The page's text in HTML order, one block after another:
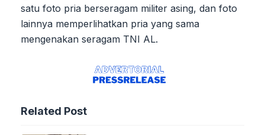
satu foto pria berseragam militer asing, dan foto
lainnya memperlihatkan pria yang sama
mengenakan seragam TNI AL.
Related Post